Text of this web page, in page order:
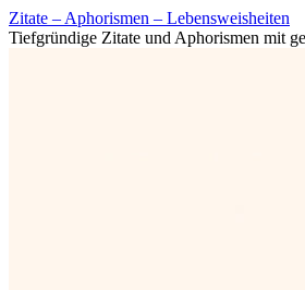
Zitate – Aphorismen – Lebensweisheiten
Tiefgründige Zitate und Aphorismen mit